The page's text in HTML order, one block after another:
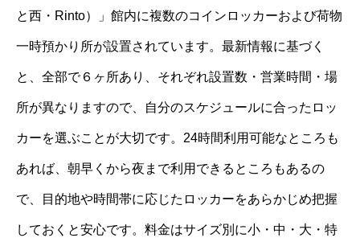
と西・Rinto）」館内に複数のコインロッカーおよび荷物
一時預かり所が設置されています。最新情報に基づく
と、全部で６ヶ所あり、それぞれ設置数・営業時間・場
所が異なりますので、自分のスケジュールに合ったロッ
カーを選ぶことが大切です。24時間利用可能なところも
あれば、朝早くから夜まで利用できるところもあるの
で、目的地や時間帯に応じたロッカーをあらかじめ把握
しておくと安心です。料金はサイズ別に小・中・大・特